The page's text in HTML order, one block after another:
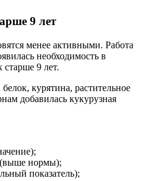
9 лет
менее активными. Работа
необходимость в
9 лет.
курятина, растительное
добавилась кукурузная
(выше нормы);
показатель);